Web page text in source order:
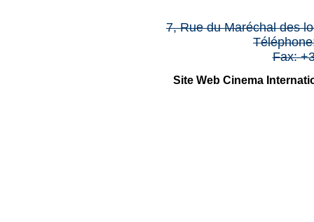
7, Rue du Maréchal des
Fax:
Site Web Cinema